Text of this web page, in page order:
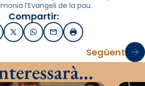
l’Evangeli de la pau.
Compartir:
X / TwitterWhatsApp
EmailImprimir
Següent